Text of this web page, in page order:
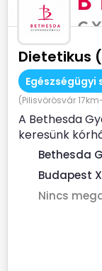
Dietetikus
Egészségügyi
(Pilisvörösvár
A Bethesda
keresünk
dietetikus...
Bethesda
Budapest
Nincs